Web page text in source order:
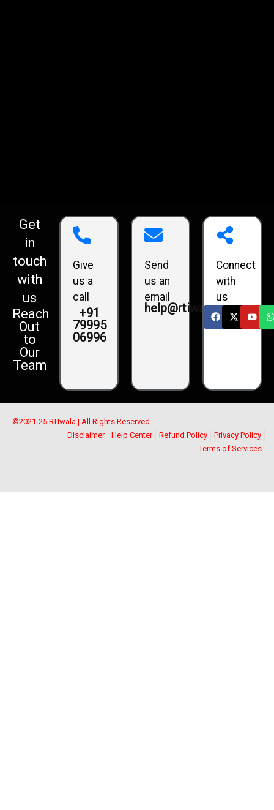
Get
in
touch
with
us
Reach
Out
to
Our
Team
Give
us a
call
+91
79995
06996
Send
us an
email
help@rtiwala.com
Connect
with
us
©2021-25 RTIwala | All Rights Reserved
Disclaimer
Help Center Refund Policy
Privacy Policy
Terms of Services